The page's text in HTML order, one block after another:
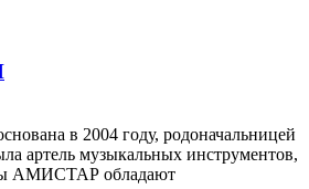
в 2004 году, родоначальницей
артель музыкальных инструментов,
АМИСТАР обладают